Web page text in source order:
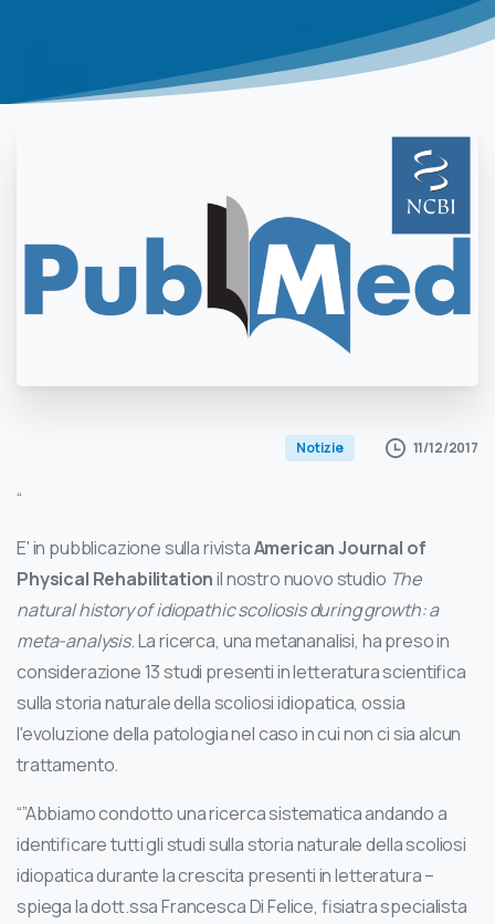
Notizie 11/12/2017
“
E' in pubblicazione sulla rivistaAmerican Journal of
Physical Rehabilitationil nostro nuovo studio The
natural history of idiopathic scoliosis during growth: a
meta-analysis. La ricerca, una metananalisi, ha preso in
considerazione 13 studi presenti in letteratura scientifica
sulla storia naturale della scoliosi idiopatica, ossia
l'evoluzione della patologia nel caso in cui non ci sia alcun
trattamento.
“”Abbiamo condotto una ricerca sistematica andando a
identificare tutti gli studi sulla storia naturale della scoliosi
idiopatica durante la crescita presenti in letteratura –
spiega la dott.ssa Francesca Di Felice, fisiatra specialista